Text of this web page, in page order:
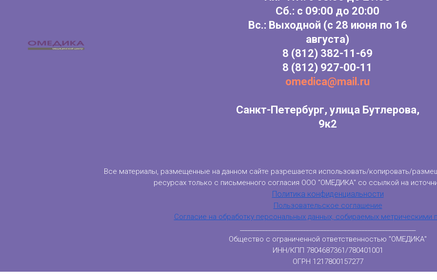
Сб.: с 09:00 до 20:00
Вс.: Выходной (с 28 июня по 16
августа)
8 (812) 382-11-69
8 (812) 927-00-11
omedica@mail.ru
Санкт-Петербург, улица Бутлерова,
9к2
Все материалы, размещенные на данном сайте разрешается использовать/копировать/
ресурсах только с письменного согласия ООО "ОМЕДИКА" со ссылкой на
Политика конфиденциальности
Пользовательское соглашение
Согласие на обработку персональных данных, собираемых метрическими
Общество с ограниченной ответственностью "ОМЕДИКА"
ИНН/КПП 7804687361/780401001
ОГРН 1217800157277